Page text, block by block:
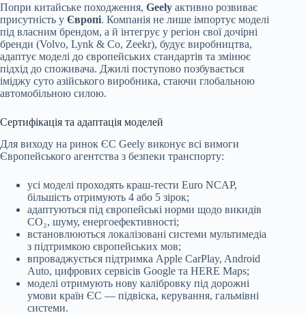
Попри китайське походження, Geely активно розвиває
присутність у Європі. Компанія не лише імпортує моделі
під власним брендом, а й інтегрує у регіон свої дочірні
бренди (Volvo, Lynk & Co, Zeekr), будує виробництва,
адаптує моделі до європейських стандартів та змінює
підхід до споживача. Джилі поступово позбувається
іміджу суто азійського виробника, стаючи глобальною
автомобільною силою.
Сертифікація та адаптація моделей
Для виходу на ринок ЄС Geely виконує всі вимоги
Європейського агентства з безпеки транспорту:
усі моделі проходять краш-тести Euro NCAP,
більшість отримують 4 або 5 зірок;
адаптуються під європейські норми щодо викидів
CO₂, шуму, енергоефективності;
встановлюються локалізовані системи мультимедіа
з підтримкою європейських мов;
впроваджується підтримка Apple CarPlay, Android
Auto, цифрових сервісів Google та HERE Maps;
моделі отримують нову калібровку під дорожні
умови країн ЄС — підвіска, керування, гальмівні
системи.